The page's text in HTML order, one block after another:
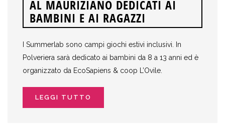
AL MAURIZIANO DEDICATI AI
BAMBINI E AI RAGAZZI
I Summerlab sono campi giochi estivi inclusivi. In
Polveriera sarà dedicato ai bambini da 8 a 13 anni ed è
organizzato da EcoSapiens & coop L’Ovile.
LEGGI TUTTO